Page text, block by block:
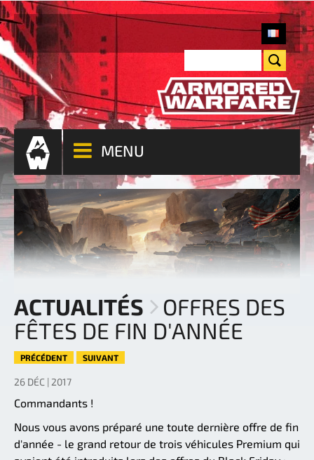
MENU
ACTUALITÉS
OFFRES DES
FÊTES DE FIN D'ANNÉE
PRÉCÉDENT SUIVANT
26 DÉC | 2017
Commandants !
Nous vous avons préparé une toute dernière offre de fin
d'année - le grand retour de trois véhicules Premium qui